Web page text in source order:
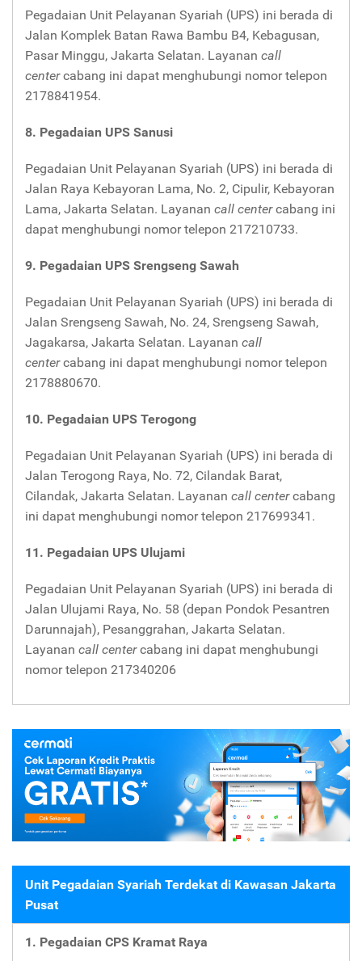
Pegadaian Unit Pelayanan Syariah (UPS) ini berada di
Jalan Komplek Batan Rawa Bambu B4, Kebagusan,
Pasar Minggu, Jakarta Selatan. Layanan call
center cabang ini dapat menghubungi nomor telepon
2178841954.
8. Pegadaian UPS Sanusi
Pegadaian Unit Pelayanan Syariah (UPS) ini berada di
Jalan Raya Kebayoran Lama, No. 2, Cipulir, Kebayoran
Lama, Jakarta Selatan. Layanan call center cabang ini
dapat menghubungi nomor telepon 217210733.
9. Pegadaian UPS Srengseng Sawah
Pegadaian Unit Pelayanan Syariah (UPS) ini berada di
Jalan Srengseng Sawah, No. 24, Srengseng Sawah,
Jagakarsa, Jakarta Selatan. Layanan call
center cabang ini dapat menghubungi nomor telepon
2178880670.
10. Pegadaian UPS Terogong
Pegadaian Unit Pelayanan Syariah (UPS) ini berada di
Jalan Terogong Raya, No. 72, Cilandak Barat,
Cilandak, Jakarta Selatan. Layanan call center cabang
ini dapat menghubungi nomor telepon 217699341.
11. Pegadaian UPS Ulujami
Pegadaian Unit Pelayanan Syariah (UPS) ini berada di
Jalan Ulujami Raya, No. 58 (depan Pondok Pesantren
Darunnajah), Pesanggrahan, Jakarta Selatan.
Layanan call center cabang ini dapat menghubungi
nomor telepon 217340206
Unit Pegadaian Syariah Terdekat di Kawasan Jakarta
Pusat
1. Pegadaian CPS Kramat Raya